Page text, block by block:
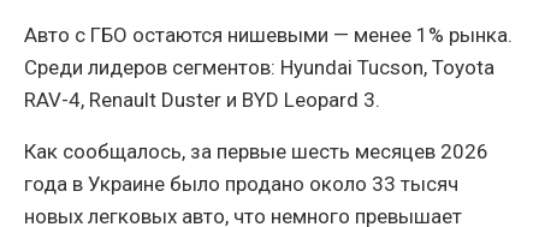
Авто с ГБО остаются нишевыми — менее 1% рынка.
Среди лидеров сегментов: Hyundai Tucson, Toyota
RAV-4, Renault Duster и BYD Leopard 3.
Как сообщалось, за первые шесть месяцев 2026
года в Украине было продано около 33 тысяч
новых легковых авто, что немного превышает